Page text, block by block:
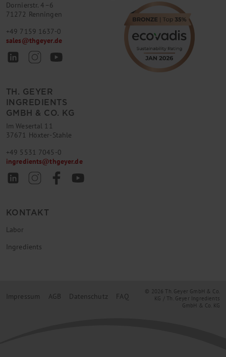
Dornierstr. 4–6
71272 Renningen
+49 7159 1637-0
sales@thgeyer.de
TH. GEYER
INGREDIENTS
GMBH & CO. KG
Im Wesertal 11
37671 Höxter-Stahle
+49 5531 7045-0
ingredients@thgeyer.de
KONTAKT
Labor
Ingredients
Impressum AGB Datenschutz FAQ
© 2026 Th. Geyer GmbH & Co.
KG / Th. Geyer Ingredients
GmbH & Co. KG